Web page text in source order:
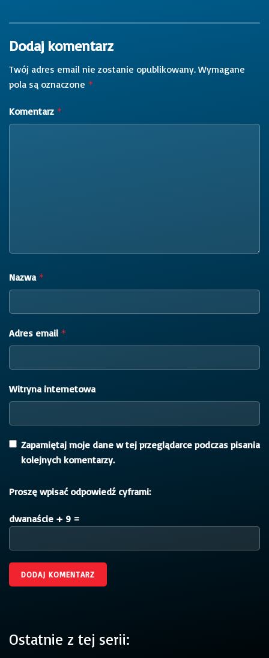
Dodaj komentarz
Twój adres email nie zostanie opublikowany. Wymagane
pola są oznaczone *
Komentarz *
Nazwa *
Adres email *
Witryna internetowa
Zapamiętaj moje dane w tej przeglądarce podczas pisania
kolejnych komentarzy.
Proszę wpisać odpowiedź cyframi:
dwanaście + 9 =
Ostatnie z tej serii: